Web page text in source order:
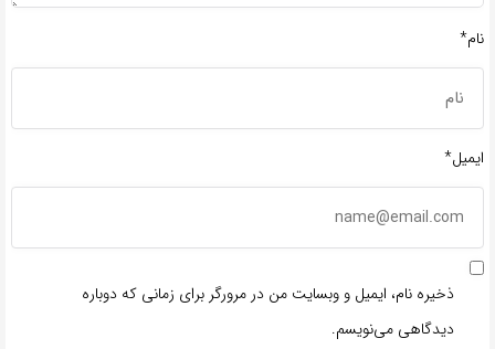
نام*
ایمیل*
ذخیره نام، ایمیل و وبسایت من در مرورگر برای زمانی که دوباره
دیدگاهی می‌نویسم.